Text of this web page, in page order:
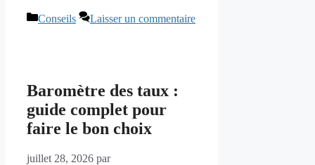
Catégories
Conseils Laisser un commentaire
Baromètre des taux :
guide complet pour
faire le bon choix
juillet 28, 2026 par